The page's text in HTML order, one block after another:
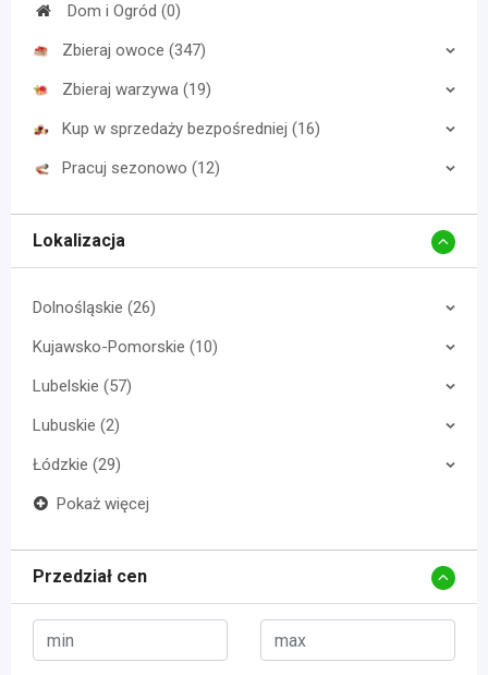
Dom i Ogród (0)
Zbieraj owoce (347)
Zbieraj warzywa (19)
Kup w sprzedaży bezpośredniej (16)
Pracuj sezonowo (12)
Lokalizacja
Dolnośląskie (26)
Kujawsko-Pomorskie (10)
Lubelskie (57)
Lubuskie (2)
Łódzkie (29)
Pokaż więcej
Przedział cen